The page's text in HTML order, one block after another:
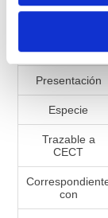
Referencia
Presentación
Especie
Trazable a
CECT
con